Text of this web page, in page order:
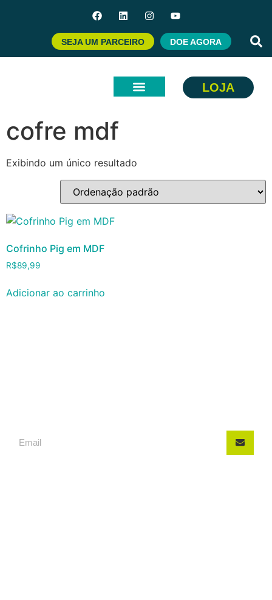
SEJA UM PARCEIRO DOE AGORA
LOJA
/ Produtos marcados com a tag “cofre mdf”
cofre mdf
Exibindo um único resultado
Cofrinho Pig em MDF
R$89,99
Adicionar ao carrinho